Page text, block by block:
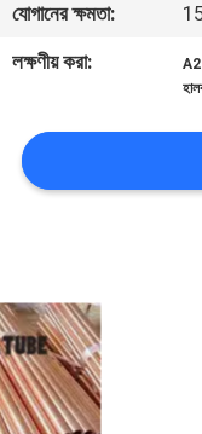
উদ্ধৃতির
জন্য
আবেদন
সাইটম্যাপ
নীতি
যোগানের ক্ষমতা:
লক্ষণীয় করা: